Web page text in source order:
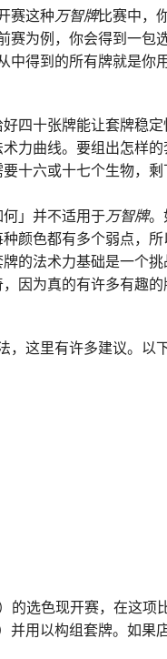
赛这种万智牌比赛中，
赛为例，你会得到一包
中得到的所有牌就是你
四十张牌能让套牌稳
力曲线。要组出怎样的
十六或十七个生物，
」并不适用于万智牌。
颜色都有多个弱点，
的法术力基础是一个
因为真的有许多有趣的
，这里有许多建议。以
选色现开赛，在这项
用以构组套牌。如果